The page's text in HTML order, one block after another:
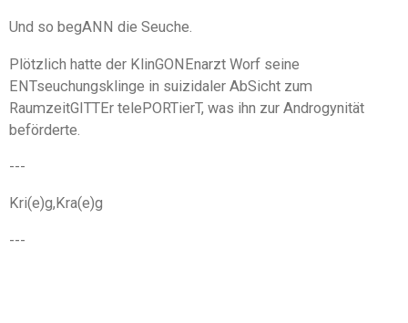
Und so begANN die Seuche.
Plötzlich hatte der KlinGONEnarzt Worf seine
ENTseuchungsklinge in suizidaler AbSicht zum
RaumzeitGITTEr telePORTierT, was ihn zur Androgynität
beförderte.
---
Kri(e)g,Kra(e)g
---